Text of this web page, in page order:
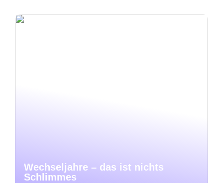
Wechseljahre – das ist nichts
Schlimmes